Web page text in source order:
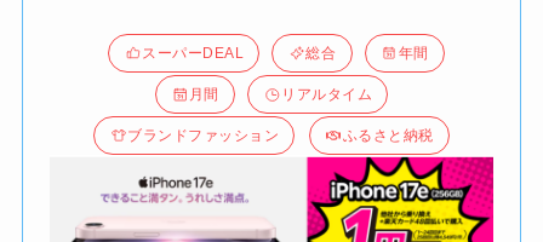
スーパーDEAL 総合 年間
月間 リアルタイム
ブランドファッション ふるさと納税